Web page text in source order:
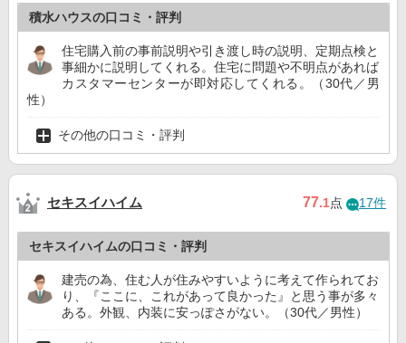
積水ハウスの口コミ・評判
住宅購入前の事前説明や引き渡し時の説明、定期点検と
事細かに説明してくれる。住宅に問題や不明点があれば
カスタマーセンターが即対応してくれる。（30代／男
性）
その他の口コミ・評判
セキスイハイム 77.1点 17件
セキスイハイムの口コミ・評判
建売の為、住む人が住みやすいように考えて作られてお
り、『ここに、これがあって良かった』と思う事が多々
ある。外観、内装に安っぽさがない。（30代／男性）